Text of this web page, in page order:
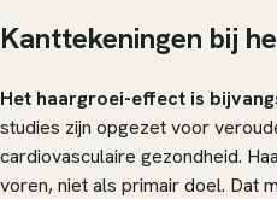
Kanttekeningen bij
Het haargroei-effect is
studies zijn opgezet voor
cardiovasculaire gezondheid.
voren, niet als primair doel. Dat